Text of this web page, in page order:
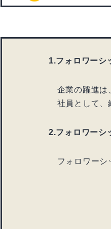
1.フォロワーシ
企業の躍進は
社員として、
2.フォロワーシ
フォロワーシ